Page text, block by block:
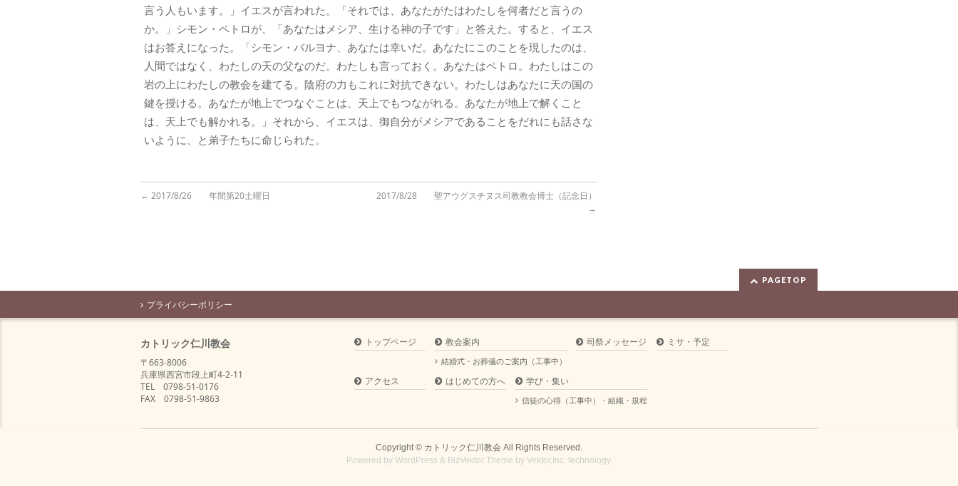
言う人もいます。」イエスが言われた。「それでは、あなたがたはわたしを何者だと言うの
か。」シモン・ペトロが、「あなたはメシア、生ける神の子です」と答えた。すると、イエス
はお答えになった。「シモン・バルヨナ、あなたは幸いだ。あなたにこのことを現したのは、
人間ではなく、わたしの天の父なのだ。わたしも言っておく。あなたはペトロ。わたしはこの
岩の上にわたしの教会を建てる。陰府の力もこれに対抗できない。わたしはあなたに天の国の
鍵を授ける。あなたが地上でつなぐことは、天上でもつながれる。あなたが地上で解くこと
は、天上でも解かれる。」それから、イエスは、御自分がメシアであることをだれにも話さな
いように、と弟子たちに命じられた。
← 2017/8/26 年間第20土曜日
2017/8/28 聖アウグスチヌス司教教会博士（記念日）
→
PAGETOP
プライバシーポリシー
カトリック仁川教会
〒663-8006
兵庫県西宮市段上町4-2-11
TEL 0798-51-0176
FAX 0798-51-9863
トップページ 教会案内
結婚式・お葬儀のご案内（工事中）
司祭メッセージ ミサ・予定
アクセス はじめての方へ 学び・集い
信徒の心得（工事中）・組織・規程
Copyright © カトリック仁川教会 All Rights Reserved.
Powered by WordPress & BizVektor Theme by Vektor,Inc. technology.